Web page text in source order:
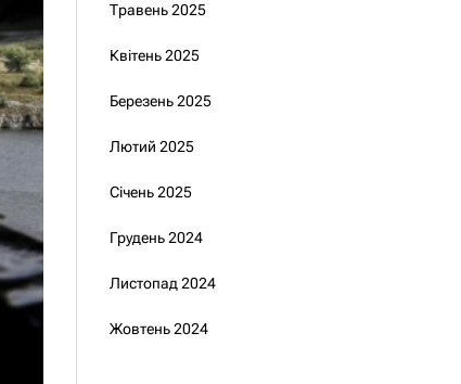
Травень 2025
Квітень 2025
Березень 2025
Лютий 2025
Січень 2025
Грудень 2024
Листопад 2024
Жовтень 2024